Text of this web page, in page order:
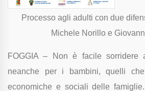
Processo agli adulti con due
Michele Norillo e
FOGGIA – Non è facile
neanche per i bambini, quelli
economiche e sociali delle